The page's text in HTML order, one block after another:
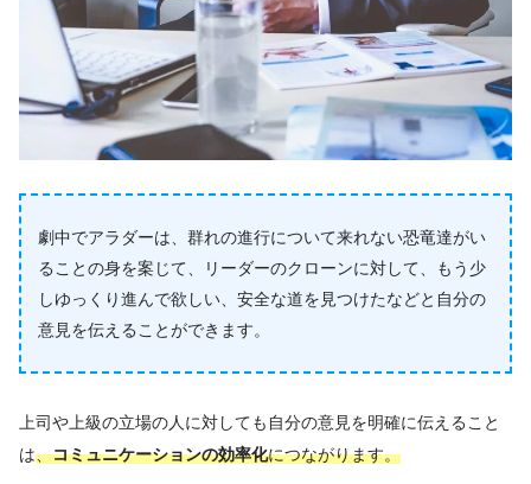
劇中でアラダーは、群れの進行について来れない恐竜達がい
ることの身を案じて、リーダーのクローンに対して、もう少
しゆっくり進んで欲しい、安全な道を見つけたなどと自分の
意見を伝えることができます。
上司や上級の立場の人に対しても自分の意見を明確に伝えること
は、コミュニケーションの効率化につながります。